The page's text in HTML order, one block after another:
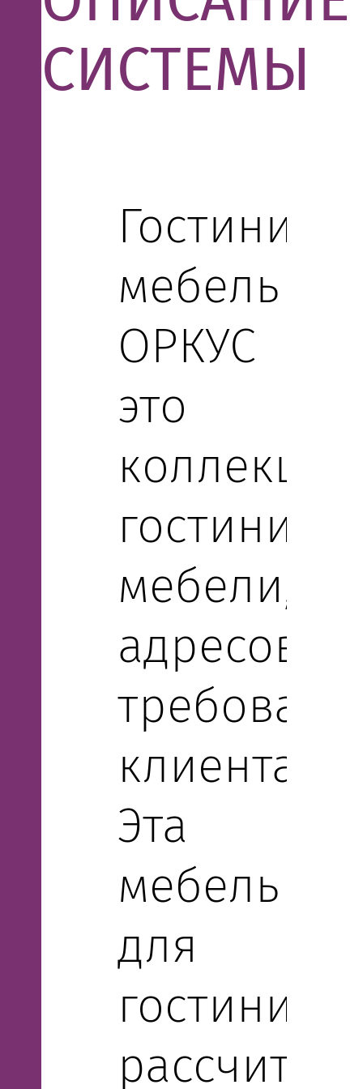
СИСТЕМЫ
мебель
ОРКУС
это
коллекция
мебели,
клиентам.
Эта
мебель
для
гостиниц